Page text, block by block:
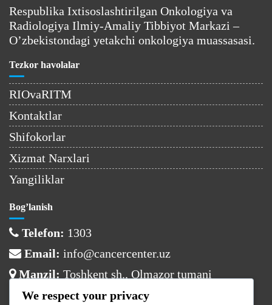
Respublika Ixtisoslashtirilgan Onkologiya va
Radiologiya Ilmiy-Amaliy Tibbiyot Markazi –
O’zbekistondagi yetakchi onkologiya muassasasi.
Tezkor havolalar
RIOvaRITM
Kontaktlar
Shifokorlar
Xizmat Narxlari
Yangiliklar
Bog’lanish
Telefon: 1303
Email: info@cancercenter.uz
Manzil: Toshkent sh., Olmazor tumani
Ish vaqti
We respect your privacy